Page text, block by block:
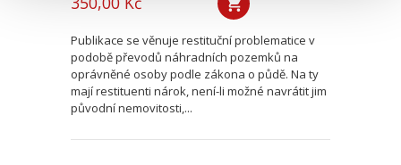
Publikace se věnuje restituční problematice v
podobě převodů náhradních pozemků na
oprávněné osoby podle zákona o půdě. Na ty
mají restituenti nárok, není-li možné navrátit jim
původní nemovitosti,...